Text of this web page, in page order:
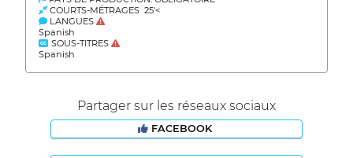
COURTS-MÉTRAGES 25'<
LANGUES
Spanish
SOUS-TITRES
Spanish
Partager sur les réseaux sociaux
FACEBOOK